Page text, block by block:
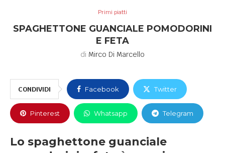
Primi piatti
SPAGHETTONE GUANCIALE POMODORINI
E FETA
di Mirco Di Marcello
CONDIVIDI Facebook Twitter
Pinterest Whatsapp Telegram
Lo spaghettone guanciale